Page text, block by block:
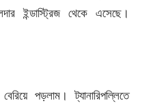
ইন্ডাস্ট্রিজ থেকে এসেছে।
পড়লাম। ট্যানারিপল্লিতে